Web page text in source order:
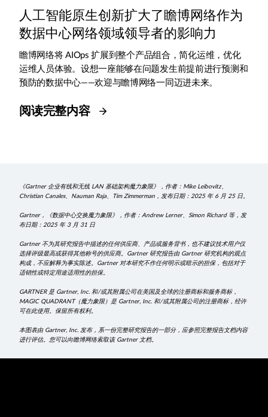
人工智能原生创新扩大了瞻博网络作为
数据中心网络领域领导者的影响力
瞻博网络将 AIOps 扩展到整个产品组合，简化运维，优化
运维人员体验。设想一座能够在问题发生前提前进行预测和
预防的数据中心——欢迎与瞻博网络一同迈进未来。
阅读完整内容
《Gartner 企业有线和无线 LAN 基础架构魔力象限》，作者：Mike Leibovitz、
Christian Canales、Nauman Raja、Tim Zimmerman，发布日期：2025 年 6 月 25 日。
Gartner，《数据中心交换魔力象限》，作者：Andrew Lerner、Simon Richard 等，发
布日期：2025 年 3 月 31 日
Gartner 不为其研究报告中描述的任何供应商、产品或服务背书，也不建议技术用户仅
选择评级最高或获得其他称号的供应商。Gartner 研究报告由 Gartner 研究机构的观点
构成，不应解释为事实陈述。Gartner 对本研究不作任何明示或暗示的担保，包括对于
适销性或特定用途适用性的担保。
GARTNER 是 Gartner, Inc. 和/或其附属公司在美国及全球的注册商标和服务商标，
MAGIC QUADRANT（魔力象限）是 Gartner, Inc. 和/或其附属公司的注册商标，经许
可在此使用。保留所有权利。
本图表由 Gartner, Inc. 发布，系一份完整研究报告的一部分，应参照完整报告文档内容
进行评估。您可以向瞻博网络索取该 Gartner 文档。